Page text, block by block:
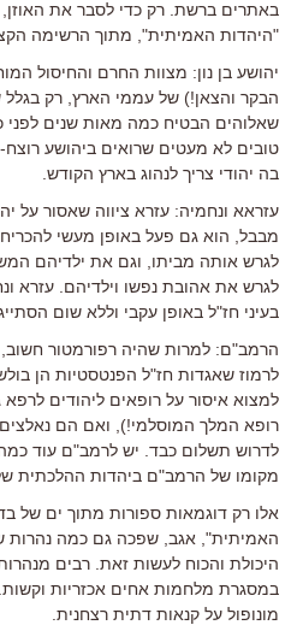
באתרים ברשת. רק כדי לסבר את
"היהדות האמיתית", מתוך הרשימה
יהושע בן נון: מצוות החרם והחיסול
הבקר והצאן!) של עממי הארץ, רק
שאלוהים הבטיח כמה מאות שנים לפני
טובים לא מעטים שרואים ביהושע
בה יהודי צריך לנהוג בארץ הקודש.
עזראא ונחמיה: עזרא ציווה שאסור על
מבבל, הוא גם פעל באופן מעשי להכריח
לגרש אותה מביתו, וגם את ילדיהם
לגרש את אהובת נפשו וילדיהם. עזרא
בעיני חז"ל באופן עקבי וללא שום
הרמב"ם: למרות שהיה רפורמטור
לרמוז שאגדות חז"ל הפנטסטיות הן
למצוא איסור על רופאים ליהודים
רופא המלך המוסלמי!), ואם הם
לדרוש תשלום כבד. יש לרמב"ם עוד
מקומו של הרמב"ם ביהדות ההלכתית של
אלו רק דוגמאות ספורות מתוך ים של
האמיתית", אגב, שפכה גם כמה
היכולת והכוח לעשות זאת. רבים
במסגרת מלחמות אחים אכזריות וקשות.
מונופול על קנאות דתית רצחנית.